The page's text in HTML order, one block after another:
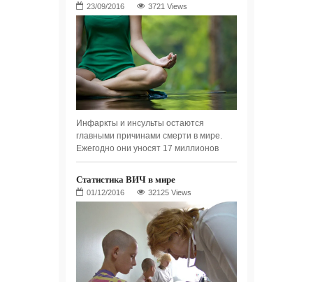
3721 Views
Инфаркты и инсульты остаются
главными причинами смерти в мире.
Ежегодно они уносят 17 миллионов
Статистика ВИЧ в мире
32125 Views